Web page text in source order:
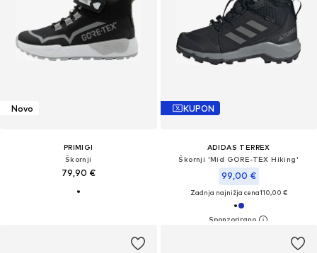
Novo
PRIMIGI
Škornji
79,90 €
KUPON
ADIDAS TERREX
Škornji 'Mid GORE-TEX Hiking'
99,00 €
Zadnja najnižja cena110,00 €